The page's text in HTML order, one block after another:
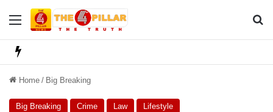
Menu
Home / Big Breaking
Big Breaking Crime Law Lifestyle